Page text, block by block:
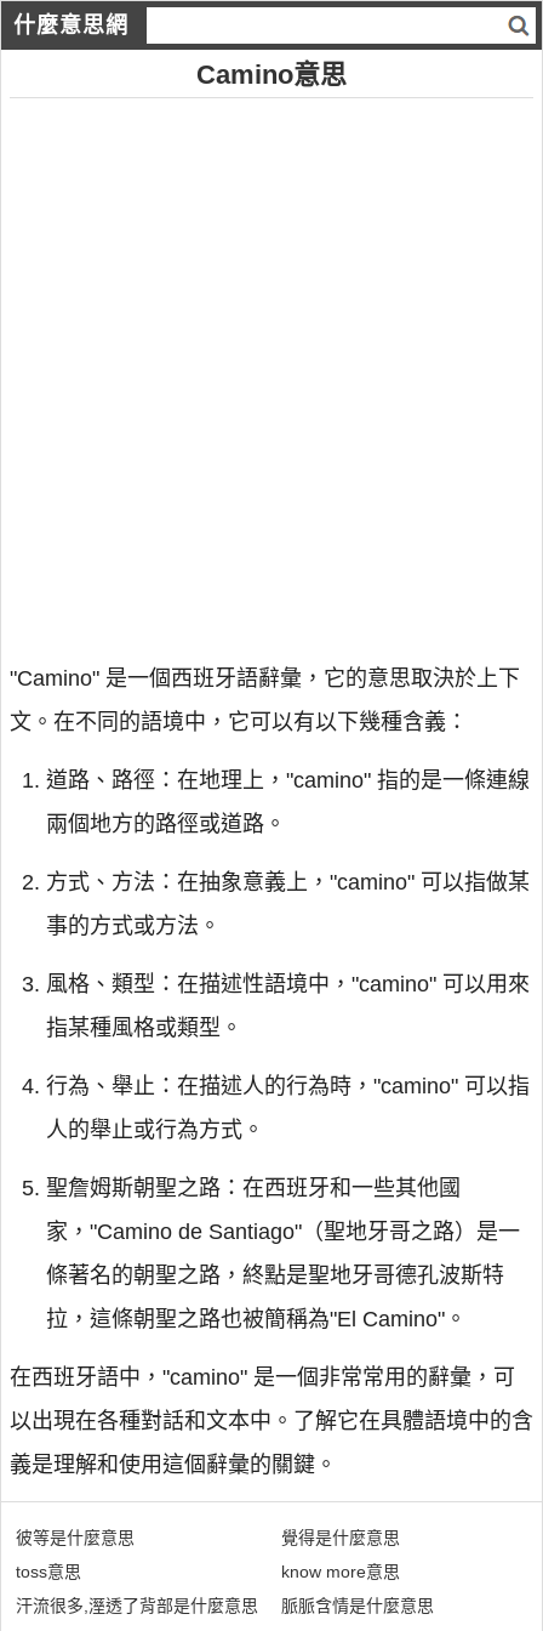
什麼意思網
Camino意思
"Camino" 是一個西班牙語辭彙，它的意思取決於上下
文。在不同的語境中，它可以有以下幾種含義：
道路、路徑：在地理上，"camino" 指的是一條連線
兩個地方的路徑或道路。
方式、方法：在抽象意義上，"camino" 可以指做某
事的方式或方法。
風格、類型：在描述性語境中，"camino" 可以用來
指某種風格或類型。
行為、舉止：在描述人的行為時，"camino" 可以指
人的舉止或行為方式。
聖詹姆斯朝聖之路：在西班牙和一些其他國
家，"Camino de Santiago"（聖地牙哥之路）是一
條著名的朝聖之路，終點是聖地牙哥德孔波斯特
拉，這條朝聖之路也被簡稱為"El Camino"。
在西班牙語中，"camino" 是一個非常常用的辭彙，可
以出現在各種對話和文本中。了解它在具體語境中的含
義是理解和使用這個辭彙的關鍵。
彼等是什麼意思
toss意思
汗流很多,溼透了背部是什麼意思
覺得是什麼意思
know more意思
脈脈含情是什麼意思